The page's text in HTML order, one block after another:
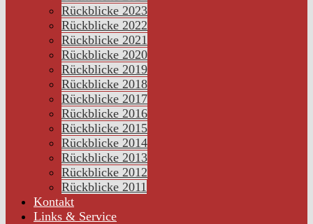
Rückblicke 2023
Rückblicke 2022
Rückblicke 2021
Rückblicke 2020
Rückblicke 2019
Rückblicke 2018
Rückblicke 2017
Rückblicke 2016
Rückblicke 2015
Rückblicke 2014
Rückblicke 2013
Rückblicke 2012
Rückblicke 2011
Kontakt
Links & Service